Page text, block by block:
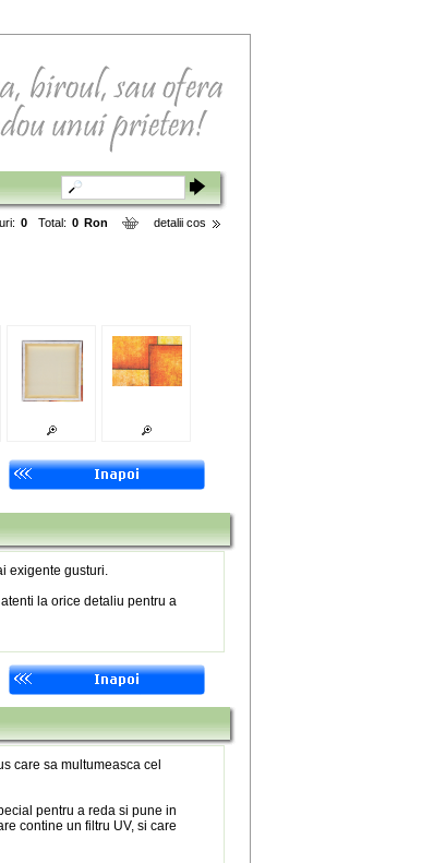
detalii cos
0 Total: 0 Ron
exigente gusturi.
la orice detaliu pentru a
care sa multumeasca cel
pentru a reda si pune in
contine un filtru UV, si care